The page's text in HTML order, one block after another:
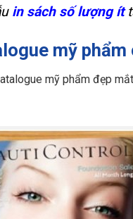
in sách số lượng ít
mỹ phẩm
mỹ phẩm đẹp